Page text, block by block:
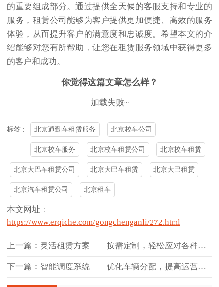
的重要组成部分。通过提供全天候的客服支持和专业的
服务，租赁公司能够为客户提供更加便捷、高效的服务
体验，从而提升客户的满意度和忠诚度。希望本文的介
绍能够对您有所帮助，让您在租赁服务领域中获得更多
的客户和成功。
你觉得这篇文章怎么样？
加载失败~
标签： 北京通勤车租赁服务 北京校车公司
北京校车服务 北京校车租赁公司 北京校车租赁
北京大巴车租赁公司 北京大巴车租赁 北京大巴租赁
北京汽车租赁公司 北京租车
本文网址：
https://www.erqiche.com/gongchenganli/272.html
上一篇：灵活租赁方案——按需定制，轻松应对各种需求
下一篇：智能调度系统——优化车辆分配，提高运营效率